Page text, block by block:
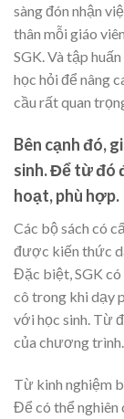
sàng đón nhận
thân mỗi giáo
SGK. Và tập
học hỏi để nâng
cầu rất quan
Bên cạnh đó,
sinh. Để từ đó
hoạt, phù hợp.
Các bộ sách có
được kiến thức
Đặc biệt, SGK
cô trong khi dạy
với học sinh. Từ
của chương trình.
Từ kinh nghiệm
Để có thể nghiên